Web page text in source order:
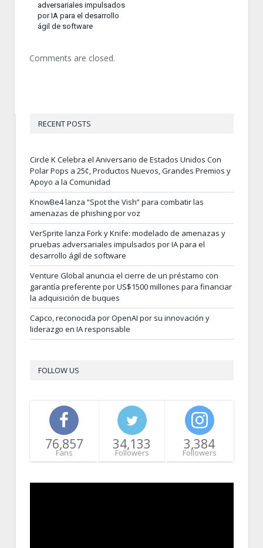
adversariales impulsados
por IA para el desarrollo
ágil de software
Comments are closed.
RECENT POSTS
Circle K Celebra el Aniversario de Estados Unidos Con
Polar Pops a 25¢, Productos Nuevos, Grandes Premios y
Apoyo a la Comunidad
KnowBe4 lanza “Spot the Vish” para combatir las
amenazas de phishing por voz
VerSprite lanza Fork y Knife: modelado de amenazas y
pruebas adversariales impulsados por IA para el
desarrollo ágil de software
Venture Global anuncia el cierre de un préstamo con
garantía preferente por US$1500 millones para financiar
la adquisición de buques
Capco, reconocida por OpenAI por su innovación y
liderazgo en IA responsable
FOLLOW US
76,857
Fans
34,133
Followers
3,384
Followers